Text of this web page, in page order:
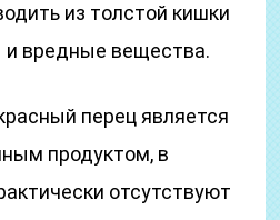
из толстой кишки
и вредные вещества.
перец является
продуктом, в
отсутствуют